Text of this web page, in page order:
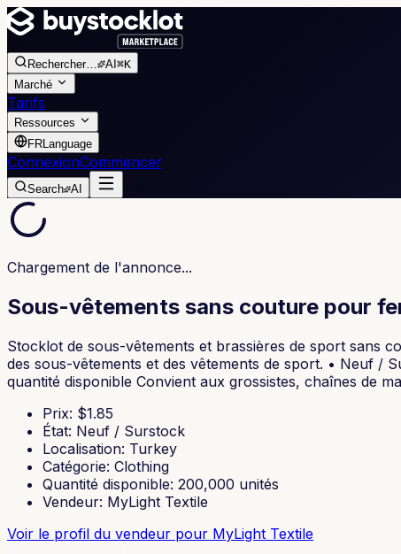
Rechercher… AI ⌘K
Marché
Tarifs
Ressources
FRLanguage
ConnexionCommencer
Search AI
Chargement de l'annonce...
Sous-vêtements sans couture pour
Stocklot de sous-vêtements et brassières de sport sans
des sous-vêtements et des vêtements de sport. • Neuf /
quantité disponible Convient aux grossistes, chaînes de
Prix: $1.85
État: Neuf / Surstock
Localisation: Turkey
Catégorie: Clothing
Quantité disponible: 200,000 unités
Vendeur: MyLight Textile
Voir le profil du vendeur pour MyLight Textile